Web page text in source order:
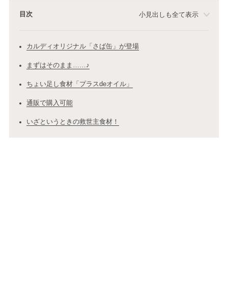
目次 小見出しも全て表示
カルディオリジナル「さば缶」が登場
まずはそのまま……♪
ちょい足し食材「プラスdeオイル」
通販で購入可能
いざというときの救世主食材！